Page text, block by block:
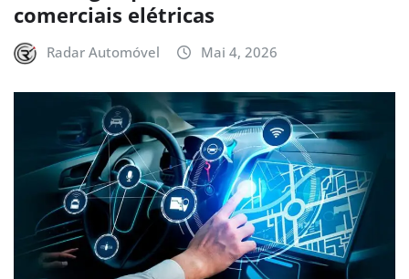
comerciais elétricas
Radar Automóvel Mai 4, 2026